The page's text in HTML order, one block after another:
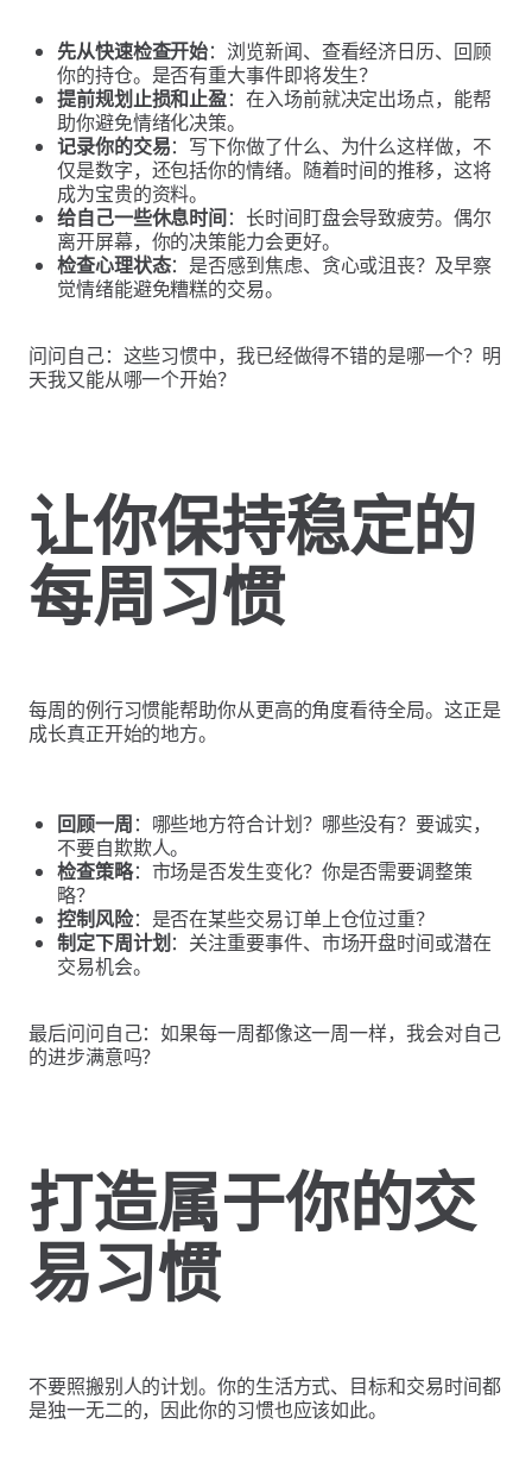
先从快速检查开始：浏览新闻、查看经济日历、回顾
你的持仓。是否有重大事件即将发生？
提前规划止损和止盈：在入场前就决定出场点，能帮
助你避免情绪化决策。
记录你的交易：写下你做了什么、为什么这样做，不
仅是数字，还包括你的情绪。随着时间的推移，这将
成为宝贵的资料。
给自己一些休息时间：长时间盯盘会导致疲劳。偶尔
离开屏幕，你的决策能力会更好。
检查心理状态：是否感到焦虑、贪心或沮丧？及早察
觉情绪能避免糟糕的交易。
问问自己：这些习惯中，我已经做得不错的是哪一个？明
天我又能从哪一个开始？
让你保持稳定的
每周习惯
每周的例行习惯能帮助你从更高的角度看待全局。这正是
成长真正开始的地方。
回顾一周：哪些地方符合计划？哪些没有？要诚实，
不要自欺欺人。
检查策略：市场是否发生变化？你是否需要调整策
略？
控制风险：是否在某些交易订单上仓位过重？
制定下周计划：关注重要事件、市场开盘时间或潜在
交易机会。
最后问问自己：如果每一周都像这一周一样，我会对自己
的进步满意吗？
打造属于你的交
易习惯
不要照搬别人的计划。你的生活方式、目标和交易时间都
是独一无二的，因此你的习惯也应该如此。